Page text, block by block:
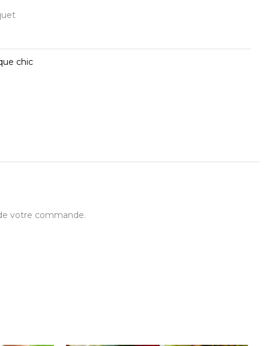
chic
votre commande.